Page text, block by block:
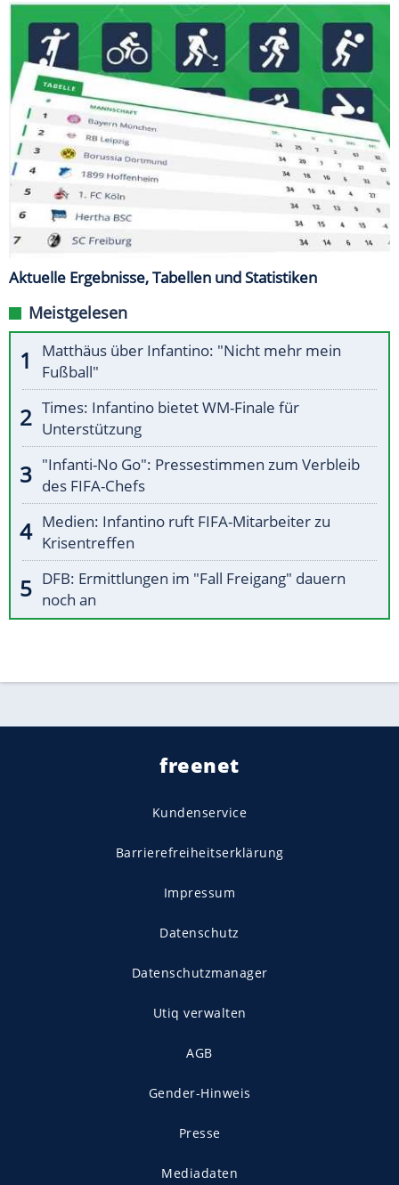
Aktuelle Ergebnisse, Tabellen und Statistiken
Meistgelesen
Matthäus über Infantino: "Nicht mehr mein
Fußball"
Times: Infantino bietet WM-Finale für
Unterstützung
"Infanti-No Go": Pressestimmen zum Verbleib
des FIFA-Chefs
Medien: Infantino ruft FIFA-Mitarbeiter zu
Krisentreffen
DFB: Ermittlungen im "Fall Freigang" dauern
noch an
freenet
Kundenservice
Barrierefreiheitserklärung
Impressum
Datenschutz
Datenschutzmanager
Utiq verwalten
AGB
Gender-Hinweis
Presse
Mediadaten